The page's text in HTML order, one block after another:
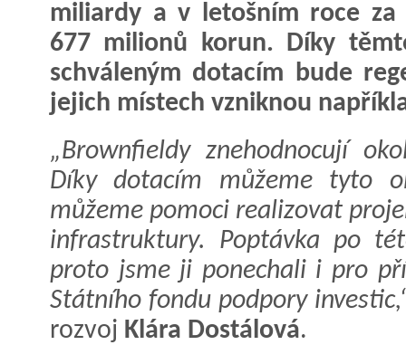
miliardy a v letošním roce za
677 milionů korun. Díky
schváleným dotacím bude
jejich místech vzniknou
„Brownfieldy znehodnocují
Díky dotacím můžeme tyto
můžeme pomoci realizovat
infrastruktury. Poptávka po
proto jsme ji ponechali i pro
Státního fondu podpory
rozvoj Klára Dostálová.